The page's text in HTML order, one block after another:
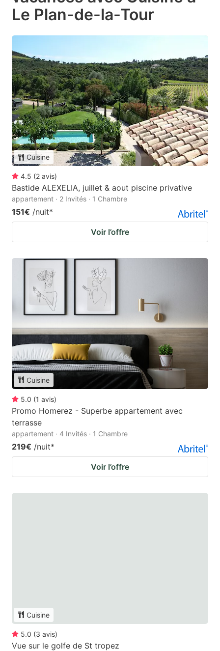
Le Plan-de-la-Tour
Cuisine
4.5 (2 avis)
Bastide ALEXELIA, juillet & aout piscine privative
appartement · 2 Invités · 1 Chambre
151€ /nuit*
Voir l’offre
Cuisine
5.0 (1 avis)
Promo Homerez - Superbe appartement avec
terrasse
appartement · 4 Invités · 1 Chambre
219€ /nuit*
Voir l’offre
Cuisine
5.0 (3 avis)
Vue sur le golfe de St tropez